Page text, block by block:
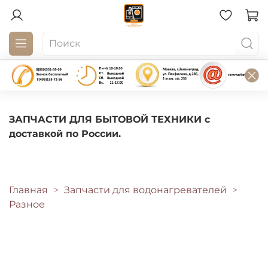
ЗАПЧАСТИ ДЛЯ БЫТОВОЙ ТЕХНИКИ с
доставкой по России.
Главная
Запчасти для водонагревателей
Разное